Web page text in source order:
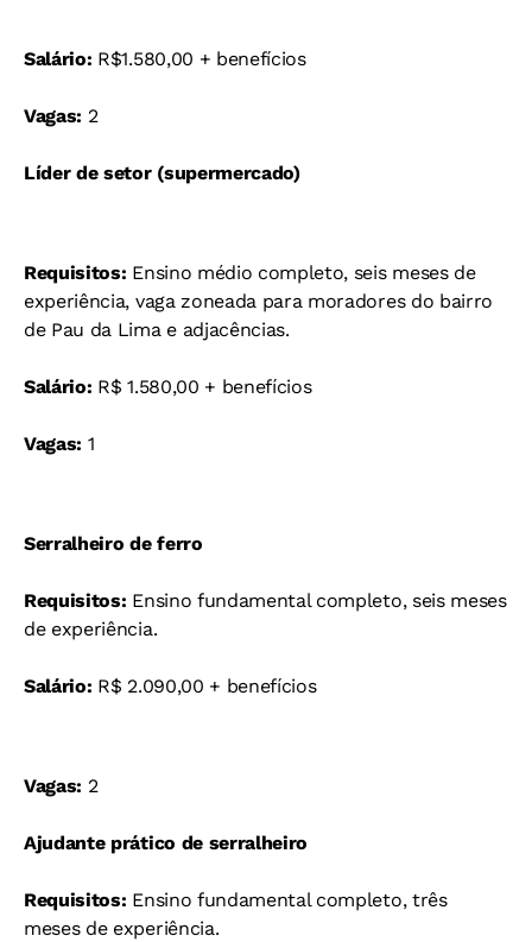
Salário: R$1.580,00 + benefícios
Vagas: 2
Líder de setor (supermercado)
Requisitos: Ensino médio completo, seis meses de
experiência, vaga zoneada para moradores do bairro
de Pau da Lima e adjacências.
Salário: R$ 1.580,00 + benefícios
Vagas: 1
Serralheiro de ferro
Requisitos: Ensino fundamental completo, seis meses
de experiência.
Salário: R$ 2.090,00 + benefícios
Vagas: 2
Ajudante prático de serralheiro
Requisitos: Ensino fundamental completo, três
meses de experiência.